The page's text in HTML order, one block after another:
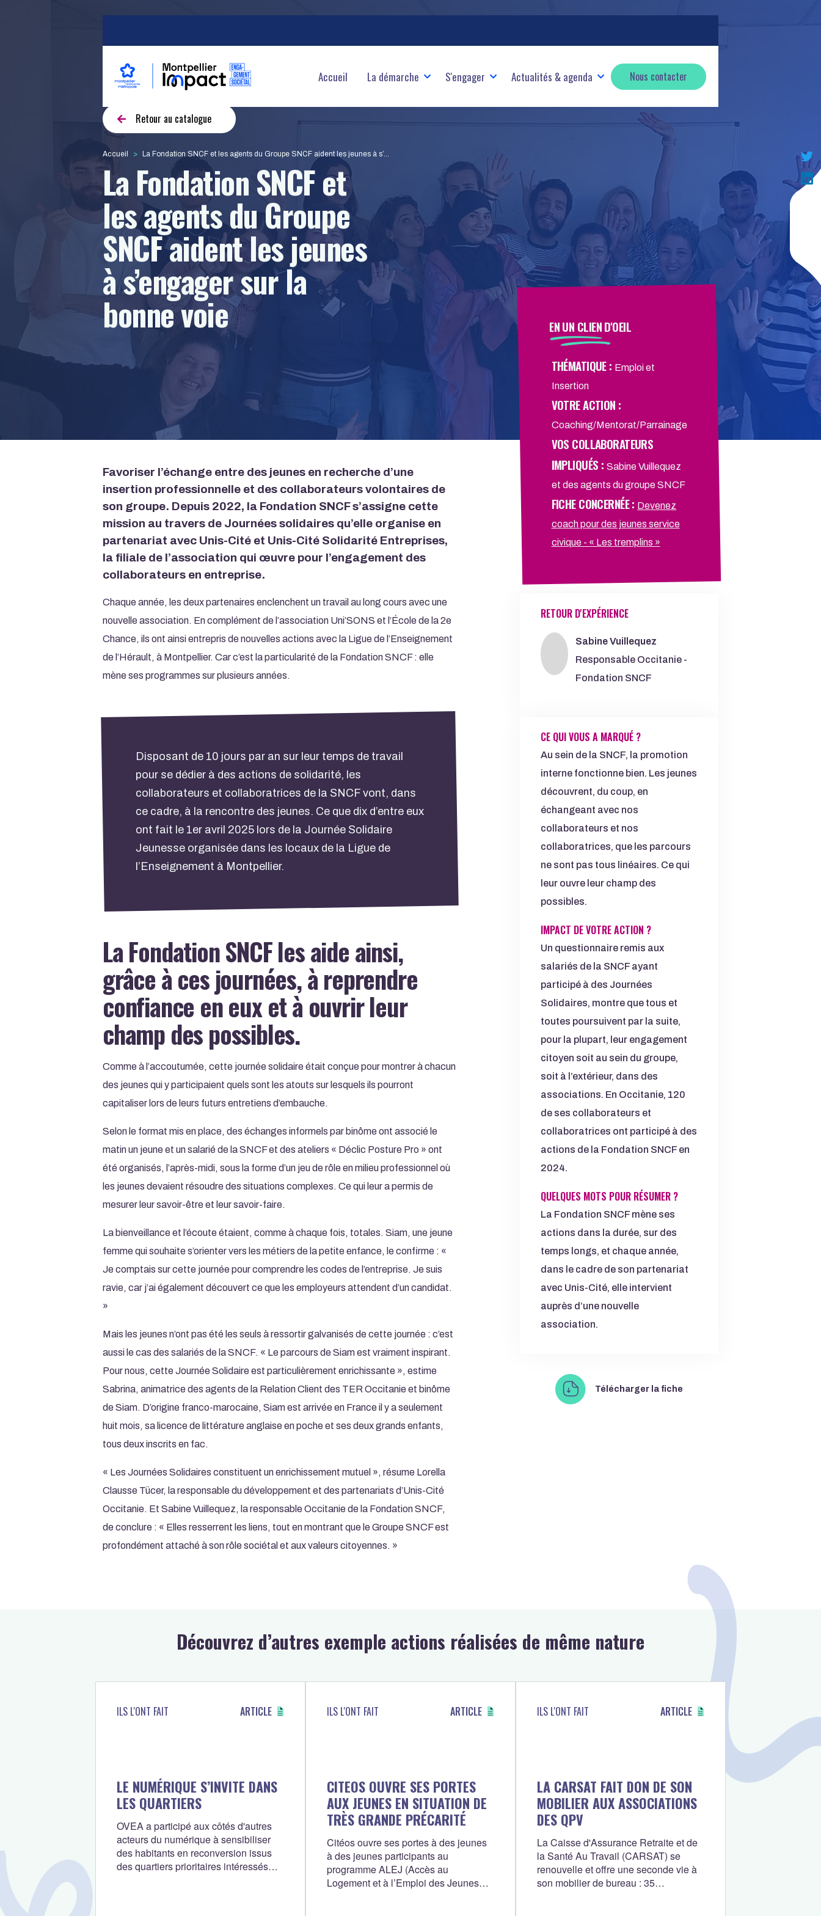
Navigation principale
Accueil La démarche S'engager Actualités & agenda Nous contacter
Retour au catalogue
Accueil La Fondation SNCF et les agents du Groupe SNCF aident les jeunes à s’engager sur la bonne voie
La Fondation SNCF et
les agents du Groupe
SNCF aident les jeunes
à s’engager sur la
bonne voie
Favoriser l’échange entre des jeunes en recherche d’une
insertion professionnelle et des collaborateurs volontaires de
son groupe. Depuis 2022, la Fondation SNCF s’assigne cette
mission au travers de Journées solidaires qu’elle organise en
partenariat avec Unis-Cité et Unis-Cité Solidarité Entreprises,
la filiale de l’association qui œuvre pour l’engagement des
collaborateurs en entreprise.
Chaque année, les deux partenaires enclenchent un travail au long cours avec une
nouvelle association. En complément de l’association Uni’SONS et l’École de la 2e
Chance, ils ont ainsi entrepris de nouvelles actions avec la Ligue de l’Enseignement
de l’Hérault, à Montpellier. Car c’est la particularité de la Fondation SNCF : elle
mène ses programmes sur plusieurs années.
Disposant de 10 jours par an sur leur temps de travail
pour se dédier à des actions de solidarité, les
collaborateurs et collaboratrices de la SNCF vont, dans
ce cadre, à la rencontre des jeunes. Ce que dix d’entre eux
ont fait le 1er avril 2025 lors de la Journée Solidaire
Jeunesse organisée dans les locaux de la Ligue de
l’Enseignement à Montpellier.
La Fondation SNCF les aide ainsi,
grâce à ces journées, à reprendre
confiance en eux et à ouvrir leur
champ des possibles.
Comme à l’accoutumée, cette journée solidaire était conçue pour montrer à chacun
des jeunes qui y participaient quels sont les atouts sur lesquels ils pourront
capitaliser lors de leurs futurs entretiens d’embauche.
Selon le format mis en place, des échanges informels par binôme ont associé le
matin un jeune et un salarié de la SNCF et des ateliers « Déclic Posture Pro » ont
été organisés, l’après-midi, sous la forme d’un jeu de rôle en milieu professionnel où
les jeunes devaient résoudre des situations complexes. Ce qui leur a permis de
mesurer leur savoir-être et leur savoir-faire.
La bienveillance et l’écoute étaient, comme à chaque fois, totales. Siam, une jeune
femme qui souhaite s’orienter vers les métiers de la petite enfance, le confirme : «
Je comptais sur cette journée pour comprendre les codes de l’entreprise. Je suis
ravie, car j’ai également découvert ce que les employeurs attendent d’un candidat.
»
Mais les jeunes n’ont pas été les seuls à ressortir galvanisés de cette journée : c’est
aussi le cas des salariés de la SNCF. « Le parcours de Siam est vraiment inspirant.
Pour nous, cette Journée Solidaire est particulièrement enrichissante », estime
Sabrina, animatrice des agents de la Relation Client des TER Occitanie et binôme
de Siam. D’origine franco-marocaine, Siam est arrivée en France il y a seulement
huit mois, sa licence de littérature anglaise en poche et ses deux grands enfants,
tous deux inscrits en fac.
« Les Journées Solidaires constituent un enrichissement mutuel », résume Lorella
Clausse Tücer, la responsable du développement et des partenariats d’Unis-Cité
Occitanie. Et Sabine Vuillequez, la responsable Occitanie de la Fondation SNCF,
de conclure : « Elles resserrent les liens, tout en montrant que le Groupe SNCF est
profondément attaché à son rôle sociétal et aux valeurs citoyennes. »
EN UN CLIEN D'OEIL
THÉMATIQUE : Emploi et
Insertion
VOTRE ACTION :
Coaching/Mentorat/Parrainage
VOS COLLABORATEURS
IMPLIQUÉS :Sabine Vuillequez
et des agents du groupe SNCF
FICHE CONCERNÉE :
FICHE CONCERNÉE PROFIL
Devenez
coach pour des jeunes service
civique - « Les tremplins »
RETOUR D'EXPÉRIENCE
Sabine Vuillequez
Responsable Occitanie -
Fondation SNCF
CE QUI VOUS A MARQUÉ ?
Au sein de la SNCF, la promotion
interne fonctionne bien. Les jeunes
découvrent, du coup, en
échangeant avec nos
collaborateurs et nos
collaboratrices, que les parcours
ne sont pas tous linéaires. Ce qui
leur ouvre leur champ des
possibles.
IMPACT DE VOTRE ACTION ?
Un questionnaire remis aux
salariés de la SNCF ayant
participé à des Journées
Solidaires, montre que tous et
toutes poursuivent par la suite,
pour la plupart, leur engagement
citoyen soit au sein du groupe,
soit à l’extérieur, dans des
associations. En Occitanie, 120
de ses collaborateurs et
collaboratrices ont participé à des
actions de la Fondation SNCF en
2024.
QUELQUES MOTS POUR RÉSUMER ?
La Fondation SNCF mène ses
actions dans la durée, sur des
temps longs, et chaque année,
dans le cadre de son partenariat
avec Unis-Cité, elle intervient
auprès d’une nouvelle
association.
pdf à télécharger
Télécharger la fiche
Découvrez d’autres exemple actions réalisées de même nature
ARTICLE
ILS L'ONT FAIT
LE NUMÉRIQUE S’INVITE DANS
LES QUARTIERS
OVEA a participé aux côtés d'autres
acteurs du numérique à sensibiliser
des habitants en reconversion issus
des quartiers prioritaires intéressés
ARTICLE
ILS L'ONT FAIT
CITEOS OUVRE SES PORTES
AUX JEUNES EN SITUATION DE
TRÈS GRANDE PRÉCARITÉ
Citéos ouvre ses portes à des jeunes
à des jeunes participants au
programme ALEJ (Accès au
Logement et à l’Emploi des Jeunes
ARTICLE
ILS L'ONT FAIT
LA CARSAT FAIT DON DE SON
MOBILIER AUX ASSOCIATIONS
DES QPV
La Caisse d'Assurance Retraite et de
la Santé Au Travail (CARSAT) se
renouvelle et offre une seconde vie à
son mobilier de bureau : 35